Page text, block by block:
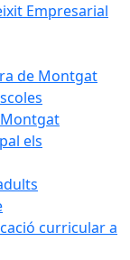
Empresarial
de Montgat
els
curricular a